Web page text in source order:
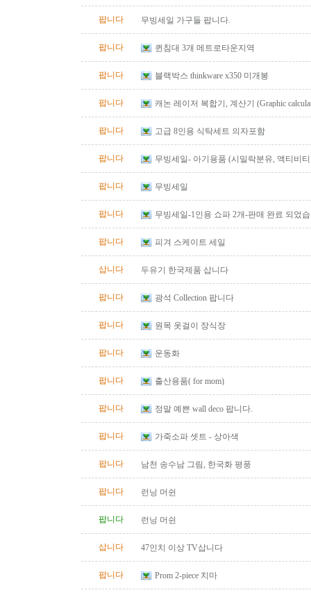
팝니다
무빙세일 가구들 팝니다.
팝니다 퀸침대 3개 메트로타운지역
팝니다 블랙박스 thinkware x350 미개봉
팝니다
캐논 레이저 복합기, 계산기 (Graphic
팝니다
고급 8인용 식탁세트 의자포함
팝니다
무빙세일- 아기용품 (시밀락분유, 액티비
팝니다
무빙세일
팝니다 무빙세일-1인용 쇼파 2개-판매 완료 되었
팝니다 피겨 스케이트 세일
삽니다 두유기 한국제품 삽니다
팝니다 광석 Collection 팝니다
팝니다 원목 옷걸이 장식장
팝니다 운동화
팝니다 출산용품( for mom)
팝니다 정말 예쁜 wall deco 팝니다.
팝니다 가죽소파 셋트 - 상아색
팝니다 남천 송수남 그림, 한국화 평풍
팝니다 런닝 머쉰
팝니다 런닝 머쉰
삽니다 47인치 이상 TV삽니다
팝니다 Prom 2-piece 치마